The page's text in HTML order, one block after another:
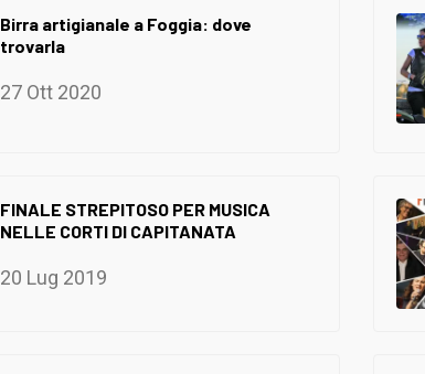
Birra artigianale a Foggia: dove
trovarla
27 Ott 2020
FINALE STREPITOSO PER MUSICA
NELLE CORTI DI CAPITANATA
20 Lug 2019